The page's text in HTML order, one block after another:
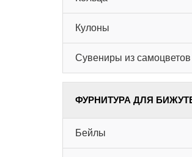
Кулоны
Сувениры из самоцветов
ФУРНИТУРА ДЛЯ
Бейлы